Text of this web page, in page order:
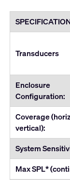
Transducers
Enclosure
Configuration:
Coverage
vertical):
System
Max SPL*